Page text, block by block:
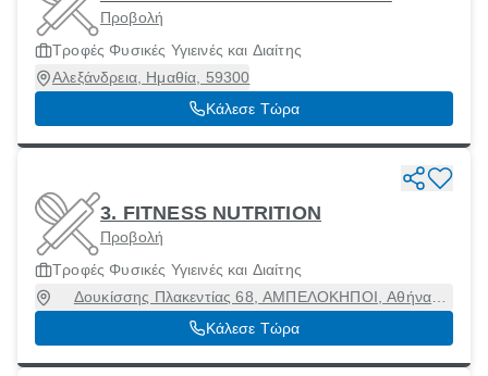
Προβολή
Τροφές Φυσικές Υγιεινές και Διαίτης
Αλεξάνδρεια, Ημαθία, 59300
Κάλεσε Τώρα
3. FITNESS NUTRITION
Προβολή
Τροφές Φυσικές Υγιεινές και Διαίτης
Δουκίσσης Πλακεντίας 68, ΑΜΠΕΛΟΚΗΠΟΙ, Αθήνα
[Δήμος], Αττική, 11523
Κάλεσε Τώρα